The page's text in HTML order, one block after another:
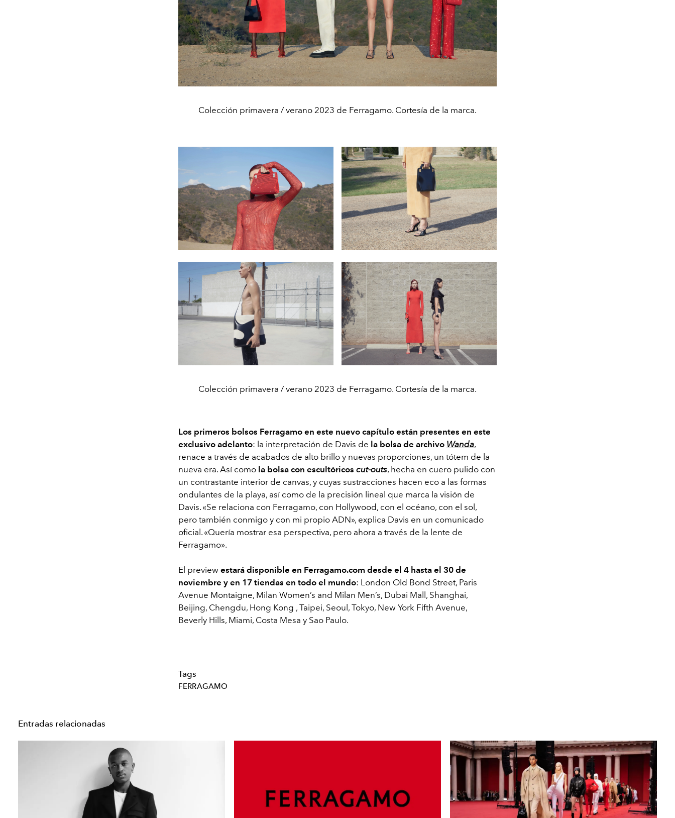
Colección primavera / verano 2023 de Ferragamo. Cortesía de la marca.
Colección primavera / verano 2023 de Ferragamo. Cortesía de la marca.
Los primeros bolsos Ferragamo en este nuevo capítulo están presentes en este
exclusivo adelanto: la interpretación de Davis de la bolsa de archivo Wanda,
renace a través de acabados de alto brillo y nuevas proporciones, un tótem de la
nueva era. Así como la bolsa con escultóricos cut-outs, hecha en cuero pulido con
un contrastante interior de canvas, y cuyas sustracciones hacen eco a las formas
ondulantes de la playa, así como de la precisión lineal que marca la visión de
Davis. «Se relaciona con Ferragamo, con Hollywood, con el océano, con el sol,
pero también conmigo y con mi propio ADN», explica Davis en un comunicado
oficial. «Quería mostrar esa perspectiva, pero ahora a través de la lente de
Ferragamo».
El preview estará disponible en Ferragamo.com desde el 4 hasta el 30 de
noviembre y en 17 tiendas en todo el mundo: London Old Bond Street, Paris
Avenue Montaigne, Milan Women’s and Milan Men’s, Dubai Mall, Shanghai,
Beijing, Chengdu, Hong Kong , Taipei, Seoul, Tokyo, New York Fifth Avenue,
Beverly Hills, Miami, Costa Mesa y Sao Paulo.
Tags
FERRAGAMO
Entradas relacionadas